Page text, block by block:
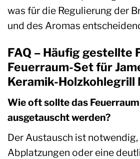
was für die Regulierung der
und des Aromas
FAQ – Häufig gestellte
Feuerraum-Set für
Keramik-Holzkohlegrill
Wie oft sollte das
ausgetauscht werden?
Der Austausch ist notwendig,
Abplatzungen oder eine